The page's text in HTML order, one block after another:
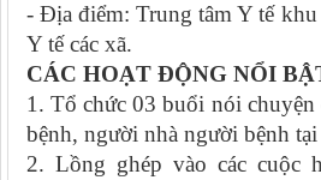
- Địa điểm: Trung tâm Y tế
Y tế các xã.
CÁC HOẠT ĐỘNG NỔI
1. Tổ chức 03 buổi nói
bệnh, người nhà người bệnh tại
2. Lồng ghép vào các cuộc